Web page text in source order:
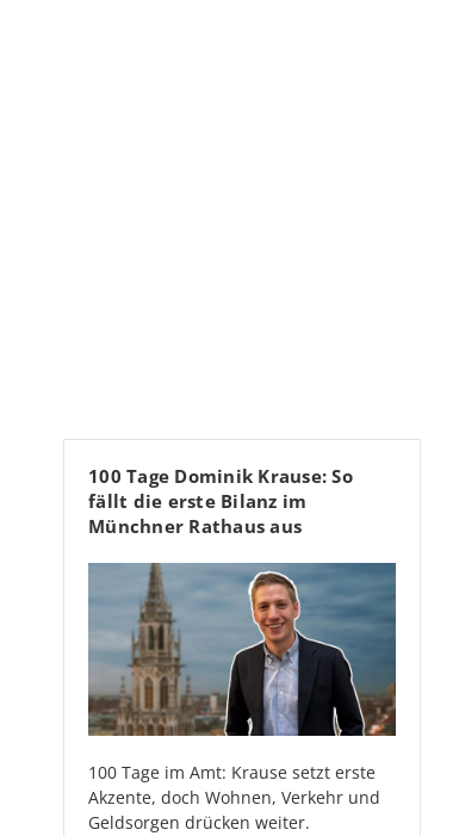
100 Tage Dominik Krause: So
fällt die erste Bilanz im
Münchner Rathaus aus
100 Tage im Amt: Krause setzt erste
Akzente, doch Wohnen, Verkehr und
Geldsorgen drücken weiter.